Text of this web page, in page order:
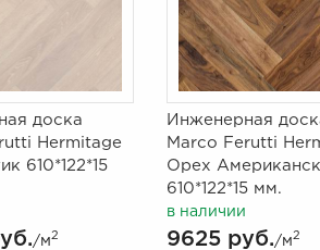
доска
Hermitage
610*122*15
/м2
Инженерная
Marco Ferutti
Орех
610*122*15 мм.
в наличии
9625 руб./м2